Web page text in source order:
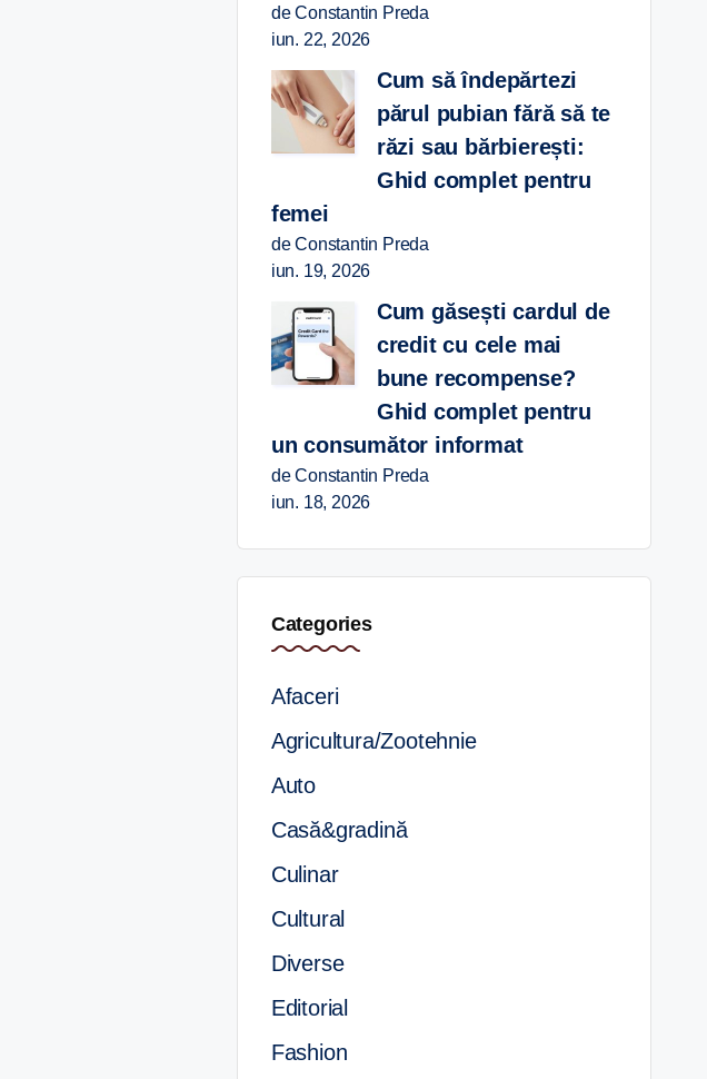
de Constantin Preda
iun. 22, 2026
Cum să îndepărtezi
părul pubian fără să te
răzi sau bărbierești:
Ghid complet pentru
femei
de Constantin Preda
iun. 19, 2026
Cum găsești cardul de
credit cu cele mai
bune recompense?
Ghid complet pentru
un consumător informat
de Constantin Preda
iun. 18, 2026
Categories
Afaceri
Agricultura/Zootehnie
Auto
Casă&gradină
Culinar
Cultural
Diverse
Editorial
Fashion